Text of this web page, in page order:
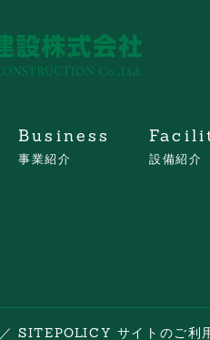
Business
事業紹介 設備紹介
／SITEPOLICY サイトのご利